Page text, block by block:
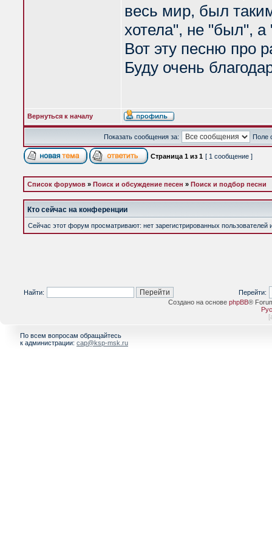
весь мир, был
хотела", не "был", а
Вот эту песню про
Буду очень
Вернуться к началу
Показать сообщения за: Поле
Страница 1 из 1 [ 1 сообщение ]
Список форумов » Поиск и обсуждение песен » Поиск и подбор песни
Кто сейчас на конференции
Сейчас этот форум просматривают: нет зарегистрированных пользователей
Найти:
Перейти:
Создано на основе phpBB®
[
По всем вопросам обращайтесь
к администрации: cap@ksp-msk.ru